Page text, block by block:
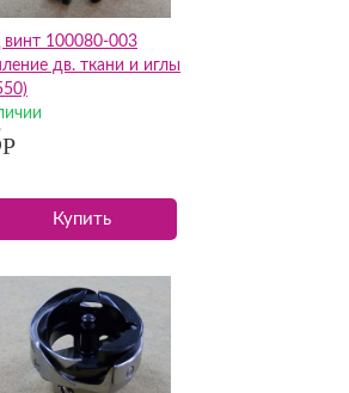
винт 100080-003
дв. ткани и иглы
Р
Купить